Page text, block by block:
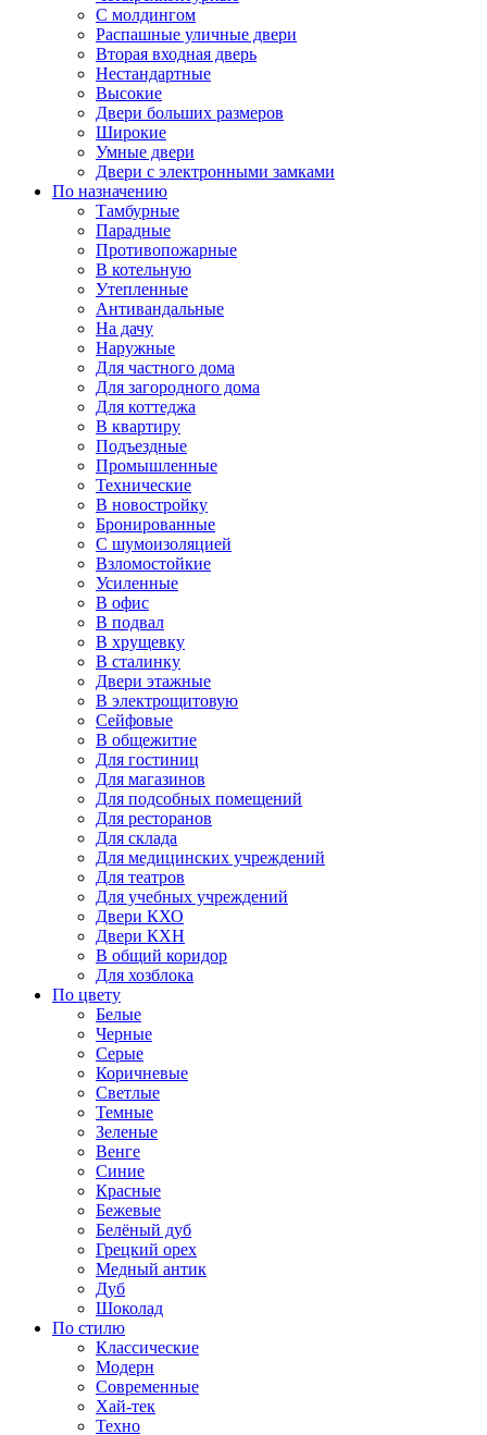
С молдингом
Распашные уличные двери
Вторая входная дверь
Нестандартные
Высокие
Двери больших размеров
Широкие
Умные двери
Двери с электронными замками
По назначению
Тамбурные
Парадные
Противопожарные
В котельную
Утепленные
Антивандальные
На дачу
Наружные
Для частного дома
Для загородного дома
Для коттеджа
В квартиру
Подъездные
Промышленные
Технические
В новостройку
Бронированные
С шумоизоляцией
Взломостойкие
Усиленные
В офис
В подвал
В хрущевку
В сталинку
Двери этажные
В электрощитовую
Сейфовые
В общежитие
Для гостиниц
Для магазинов
Для подсобных помещений
Для ресторанов
Для склада
Для медицинских учреждений
Для театров
Для учебных учреждений
Двери КХО
Двери КХН
В общий коридор
Для хозблока
По цвету
Белые
Черные
Серые
Коричневые
Светлые
Темные
Зеленые
Венге
Синие
Красные
Бежевые
Белёный дуб
Грецкий орех
Медный антик
Дуб
Шоколад
По стилю
Классические
Модерн
Современные
Хай-тек
Техно